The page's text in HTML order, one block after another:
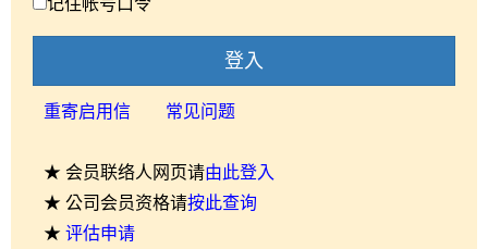
记住帐号口令
登入
重寄启用信 常见问题
★ 会员联络人网页请由此登入
★ 公司会员资格请按此查询
★ 评估申请